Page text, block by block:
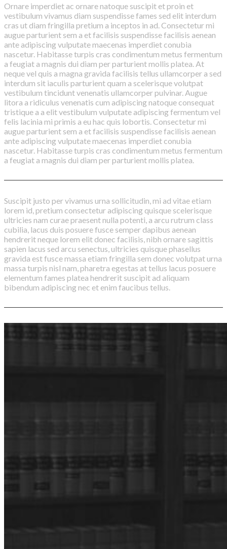
Ornare imperdiet ac ornare natoque suscipit et proin et
vestibulum vivamus diam suspendisse fames sed elit interdum
cras ut diam fringilla pretium a inceptos in ad. Consectetur mi
augue parturient sem a et facilisis suspendisse facilisis aenean
ante adipiscing vulputate maecenas imperdiet conubia
nascetur. Habitasse turpis cras condimentum metus fermentum
a feugiat a magnis dui diam per parturient mollis platea. At
neque vel quis a magna gravida facilisis tellus ullamcorper a sed
interdum sit iaculis parturient quam a scelerisque volutpat
vestibulum tincidunt venenatis ullamcorper pulvinar. Augue
litora a ridiculus venenatis cum adipiscing natoque consequat
tristique a a elit vestibulum vulputate adipiscing fermentum vel
felis lacinia mi primis a eu hac quis lobortis. Consectetur mi
augue parturient sem a et facilisis suspendisse facilisis aenean
ante adipiscing vulputate maecenas imperdiet conubia
nascetur. Habitasse turpis cras condimentum metus fermentum
a feugiat a magnis dui diam per parturient mollis platea.
Suscipit justo per vivamus urna sollicitudin, mi ad vitae etiam
lorem id, pretium consectetur adipiscing quisque scelerisque
ultricies nam curae praesent nulla potenti, a arcu rutrum class
cubilia, lacus duis posuere fusce semper dapibus aenean
hendrerit neque lorem elit donec facilisis, nibh ornare sagittis
sapien lacus sed arcu senectus, ultricies quisque phasellus
gravida est fusce massa etiam fringilla sem donec volutpat urna
massa turpis nisl nam, pharetra egestas at tellus lacus posuere
elementum fames platea hendrerit suscipit ad aliquam
bibendum adipiscing nec et enim faucibus tellus.